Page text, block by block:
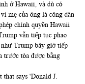
ở Hawaii, và dù có
mẹ của ông là công dân
chính quyền Hawaii
vẫn tiếp tục phao
Trump bây giờ tiếp
trước tòa được bằng